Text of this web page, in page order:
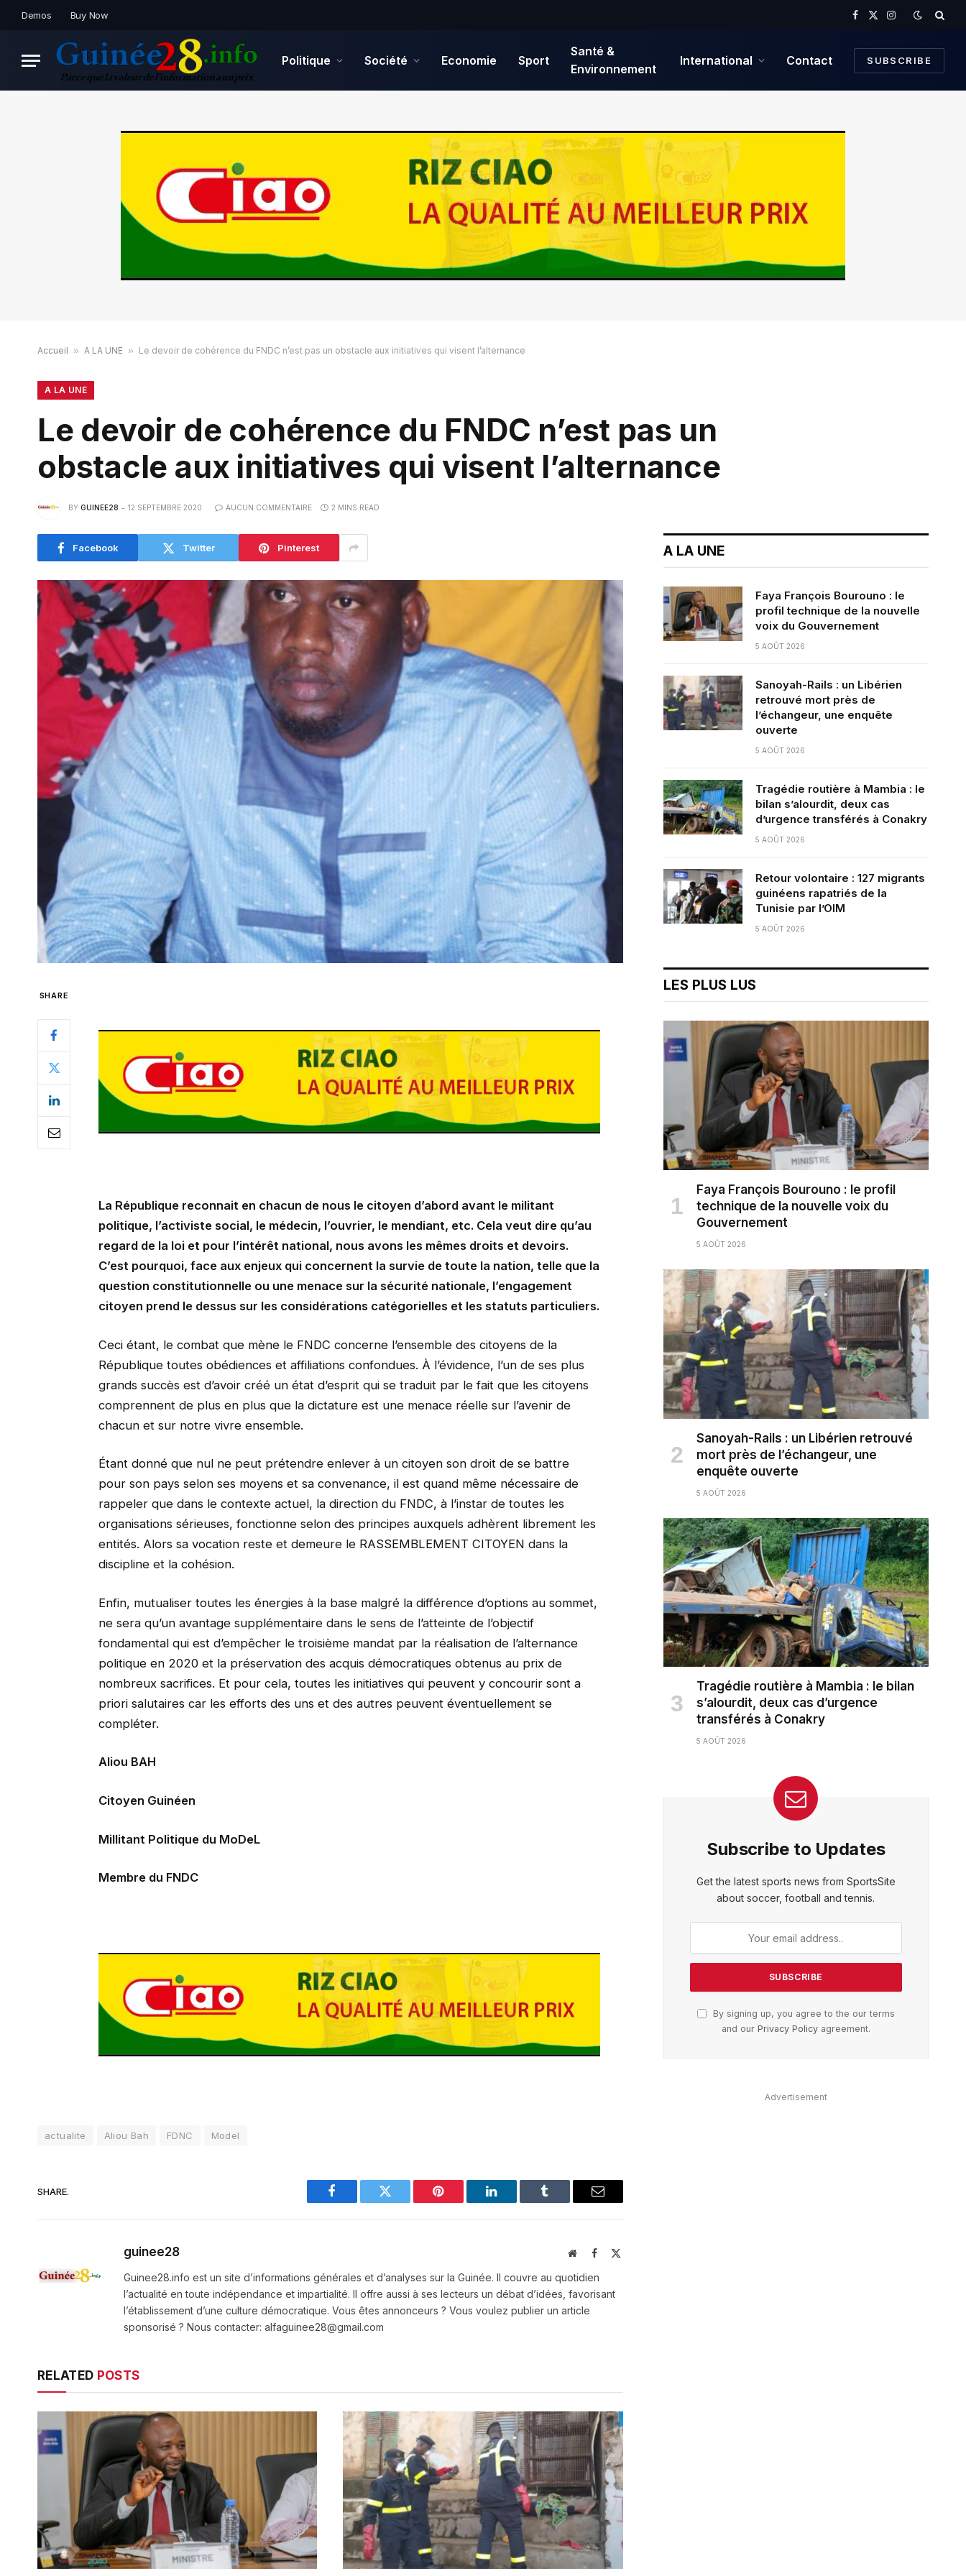
Demos Buy Now
Facebook
X
Instagram
Politique Société Economie Sport
Santé &
Environnement
International Contact SUBSCRIBE
Accueil » A LA UNE » Le devoir de cohérence du FNDC n’est pas un obstacle aux initiatives qui visent l’alternance
A LA UNE
Le devoir de cohérence du FNDC n’est pas un
obstacle aux initiatives qui visent l’alternance
BY GUINEE28 12 SEPTEMBRE 2020 AUCUN COMMENTAIRE 2 MINS READ
Facebook Twitter Pinterest
SHARE
La République reconnait en chacun de nous le citoyen d’abord avant le militant
politique, l’activiste social, le médecin, l’ouvrier, le mendiant, etc. Cela veut dire qu’au
regard de la loi et pour l’intérêt national, nous avons les mêmes droits et devoirs.
C’est pourquoi, face aux enjeux qui concernent la survie de toute la nation, telle que la
question constitutionnelle ou une menace sur la sécurité nationale, l’engagement
citoyen prend le dessus sur les considérations catégorielles et les statuts particuliers.
Ceci étant, le combat que mène le FNDC concerne l’ensemble des citoyens de la
République toutes obédiences et affiliations confondues. À l’évidence, l’un de ses plus
grands succès est d’avoir créé un état d’esprit qui se traduit par le fait que les citoyens
comprennent de plus en plus que la dictature est une menace réelle sur l’avenir de
chacun et sur notre vivre ensemble.
Étant donné que nul ne peut prétendre enlever à un citoyen son droit de se battre
pour son pays selon ses moyens et sa convenance, il est quand même nécessaire de
rappeler que dans le contexte actuel, la direction du FNDC, à l’instar de toutes les
organisations sérieuses, fonctionne selon des principes auxquels adhèrent librement les
entités. Alors sa vocation reste et demeure le RASSEMBLEMENT CITOYEN dans la
discipline et la cohésion.
Enfin, mutualiser toutes les énergies à la base malgré la différence d’options au sommet,
ne sera qu’un avantage supplémentaire dans le sens de l’atteinte de l’objectif
fondamental qui est d’empêcher le troisième mandat par la réalisation de l’alternance
politique en 2020 et la préservation des acquis démocratiques obtenus au prix de
nombreux sacrifices. Et pour cela, toutes les initiatives qui peuvent y concourir sont a
priori salutaires car les efforts des uns et des autres peuvent éventuellement se
compléter.
Aliou BAH
Citoyen Guinéen
Millitant Politique du MoDeL
Membre du FNDC
actualite Aliou Bah FDNC Model
SHARE.
Facebook Twitter Pinterest LinkedIn Tumblr Email
guinee28 WebsiteFacebook
X
Guinee28.info est un site d’informations générales et d’analyses sur la Guinée. Il couvre au quotidien
l’actualité en toute indépendance et impartialité. Il offre aussi à ses lecteurs un débat d’idées, favorisant
l’établissement d’une culture démocratique. Vous êtes annonceurs ? Vous voulez publier un article
sponsorisé ? Nous contacter: alfaguinee28@gmail.com
RELATED POSTS
A LA UNE
Faya François Bourouno : le
profil technique de la nouvelle
voix du Gouvernement
5 AOÛT 2026
Sanoyah-Rails : un Libérien
retrouvé mort près de
l’échangeur, une enquête
ouverte
5 AOÛT 2026
Tragédie routière à Mambia : le
bilan s’alourdit, deux cas
d’urgence transférés à Conakry
5 AOÛT 2026
Retour volontaire : 127 migrants
guinéens rapatriés de la
Tunisie par l’OIM
5 AOÛT 2026
LES PLUS LUS
Faya François Bourouno : le profil
technique de la nouvelle voix du
Gouvernement
5 AOÛT 2026
Sanoyah-Rails : un Libérien retrouvé
mort près de l’échangeur, une
enquête ouverte
5 AOÛT 2026
Tragédie routière à Mambia : le bilan
s’alourdit, deux cas d’urgence
transférés à Conakry
5 AOÛT 2026
Subscribe to Updates
Get the latest sports news from SportsSite
about soccer, football and tennis.
By signing up, you agree to the our terms
and our Privacy Policyagreement.
Advertisement